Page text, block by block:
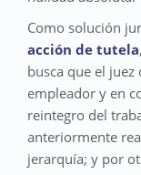
Como solución
acción de tutela
busca que el
empleador y en
reintegro del
anteriormente
jerarquía; y por